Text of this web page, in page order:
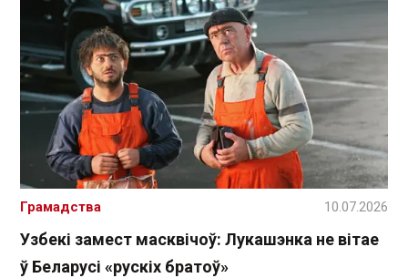
Узбекі замест масквічоў: Лукашэнка не вітае
ў Беларусі «рускіх братоў»
Грамадства 10.07.2026